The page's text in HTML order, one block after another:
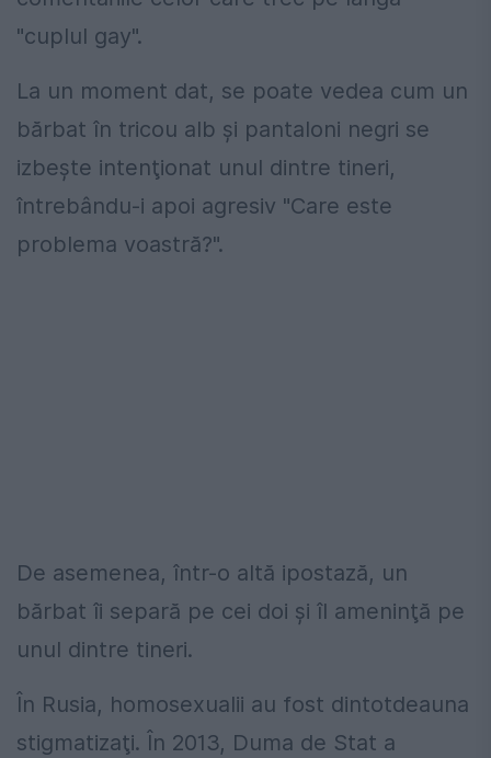
"cuplul gay".
La un moment dat, se poate vedea cum un
bărbat în tricou alb şi pantaloni negri se
izbeşte intenţionat unul dintre tineri,
întrebându-i apoi agresiv "Care este
problema voastră?".
De asemenea, într-o altă ipostază, un
bărbat îi separă pe cei doi şi îl ameninţă pe
unul dintre tineri.
În Rusia, homosexualii au fost dintotdeauna
stigmatizaţi. În 2013, Duma de Stat a